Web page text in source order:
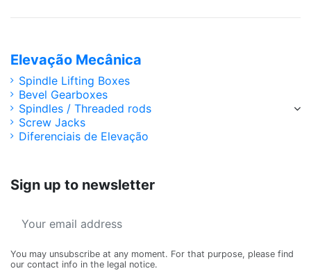
Elevação Mecânica
Spindle Lifting Boxes
Bevel Gearboxes
Spindles / Threaded rods
Screw Jacks
Diferenciais de Elevação
Sign up to newsletter
You may unsubscribe at any moment. For that purpose, please find
our contact info in the legal notice.